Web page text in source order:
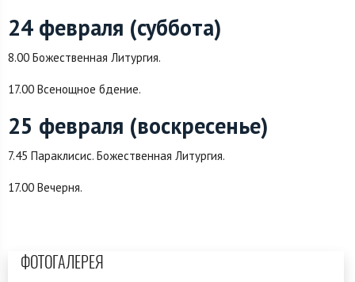
24 февраля (суббота)
8.00 Божественная Литургия.
17.00 Всенощное бдение.
25 февраля (воскресенье)
7.45 Параклисис. Божественная Литургия.
17.00 Вечерня.
ФОТОГАЛЕРЕЯ